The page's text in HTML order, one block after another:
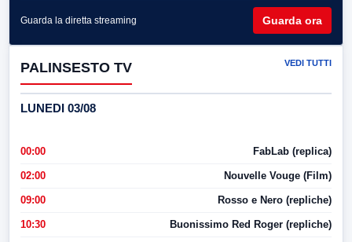
Guarda la diretta streaming Guarda ora
PALINSESTO TV VEDI TUTTI
LUNEDI 03/08
00:00 FabLab (replica)
02:00 Nouvelle Vouge (Film)
09:00 Rosso e Nero (repliche)
10:30 Buonissimo Red Roger (repliche)